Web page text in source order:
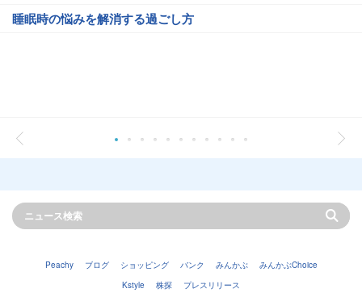
睡眠時の悩みを解消する過ごし方
Peachy ブログ ショッピング バンク みんかぶ
みんかぶChoice
Kstyle
株探 プレスリリース